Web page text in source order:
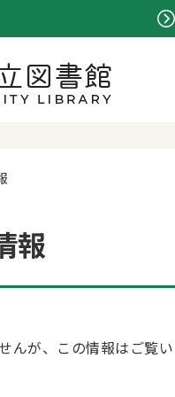
報
んが、この情報はご覧